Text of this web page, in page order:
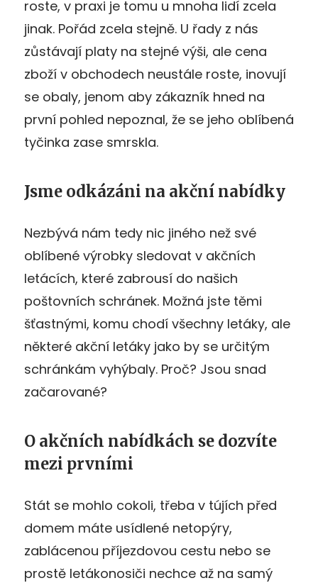
roste, v praxi je tomu u mnoha lidí zcela
jinak. Pořád zcela stejně. U řady z nás
zůstávají platy na stejné výši, ale cena
zboží v obchodech neustále roste, inovují
se obaly, jenom aby zákazník hned na
první pohled nepoznal, že se jeho oblíbená
tyčinka zase smrskla.
Jsme odkázáni na akční nabídky
Nezbývá nám tedy nic jiného než své
oblíbené výrobky sledovat v akčních
letácích, které zabrousí do našich
poštovních schránek. Možná jste těmi
šťastnými, komu chodí všechny letáky, ale
některé akční letáky jako by se určitým
schránkám vyhýbaly. Proč? Jsou snad
začarované?
O akčních nabídkách se dozvíte
mezi prvními
Stát se mohlo cokoli, třeba v tújích před
domem máte usídlené netopýry,
zablácenou příjezdovou cestu nebo se
prostě letákonosiči nechce až na samý